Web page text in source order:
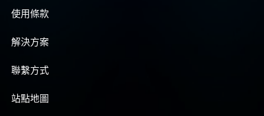
使用條款
解決方案
聯繫方式
站點地圖